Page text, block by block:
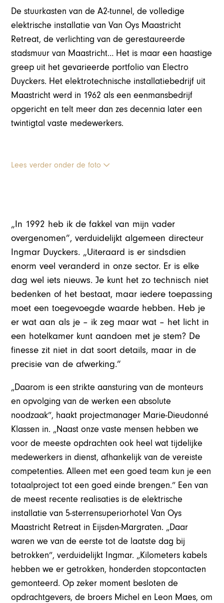
De stuurkasten van de A2-tunnel, de volledige
elektrische installatie van Van Oys Maastricht
Retreat, de verlichting van de gerestaureerde
stadsmuur van Maastricht… Het is maar een haastige
greep uit het gevarieerde portfolio van Electro
Duyckers. Het elektrotechnische installatiebedrijf uit
Maastricht werd in 1962 als een eenmansbedrijf
opgericht en telt meer dan zes decennia later een
twintigtal vaste medewerkers.
Lees verder onder de foto
„In 1992 heb ik de fakkel van mijn vader
overgenomen”, verduidelijkt algemeen directeur
Ingmar Duyckers. „Uiteraard is er sindsdien
enorm veel veranderd in onze sector. Er is elke
dag wel iets nieuws. Je kunt het zo technisch niet
bedenken of het bestaat, maar iedere toepassing
moet een toegevoegde waarde hebben. Heb je
er wat aan als je – ik zeg maar wat – het licht in
een hotelkamer kunt aandoen met je stem? De
finesse zit niet in dat soort details, maar in de
precisie van de afwerking.”
„Daarom is een strikte aansturing van de monteurs
en opvolging van de werken een absolute
noodzaak”, haakt projectmanager Marie-Dieudonné
Klassen in. „Naast onze vaste mensen hebben we
voor de meeste opdrachten ook heel wat tijdelijke
medewerkers in dienst, afhankelijk van de vereiste
competenties. Alleen met een goed team kun je een
totaalproject tot een goed einde brengen.” Een van
de meest recente realisaties is de elektrische
installatie van 5-sterrensuperiorhotel Van Oys
Maastricht Retreat in Eijsden-Margraten. „Daar
waren we van de eerste tot de laatste dag bij
betrokken”, verduidelijkt Ingmar. „Kilometers kabels
hebben we er getrokken, honderden stopcontacten
gemonteerd. Op zeker moment besloten de
opdrachtgevers, de broers Michel en Leon Maes, om